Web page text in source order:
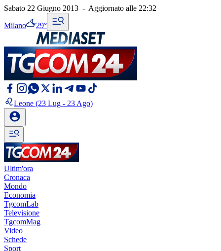
Sabato 22 Giugno 2013 - Aggiornato alle 22:32
Milano 29°
Leone (23 Lug - 23 Ago)
Ultim'ora
Cronaca
Mondo
Economia
TgcomLab
Televisione
TgcomMag
Video
Schede
Sport